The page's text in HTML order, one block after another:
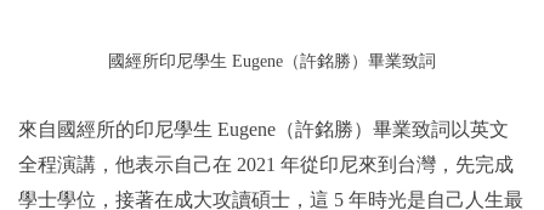
國經所印尼學生 Eugene（許銘勝）畢業致詞
來自國經所的印尼學生 Eugene（許銘勝）畢業致詞以英文
全程演講，他表示自己在 2021 年從印尼來到台灣，先完成
學士學位，接著在成大攻讀碩士，這 5 年時光是自己人生最